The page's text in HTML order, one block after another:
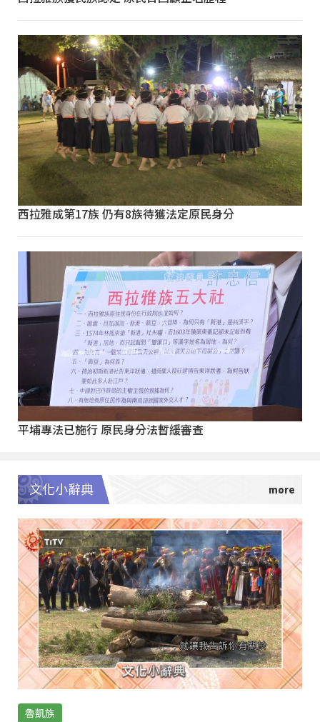
西拉雅成第17族 仍有8族待獲法定原民身分
平埔專法已施行 原民身分法暫緩審查
文化小辭典
魯凱族